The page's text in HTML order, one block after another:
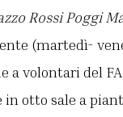
Rossi Poggi
(martedì-
a volontari del
in otto sale a